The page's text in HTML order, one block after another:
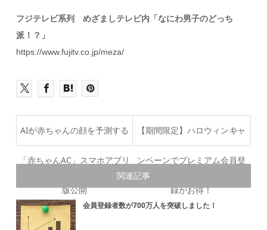
フジテレビ系列 めざましテレビ内「なにわ男子のどっち
派！？」
https://www.fujitv.co.jp/meza/
AIが赤ちゃんの顔を予測する
「赤ちゃんAC」スマホアプリ
版公開
【期間限定】ハロウィンキャ
ンペーンでプレミアム会員登
録がお得！
関連記事
会員登録者数が700万人を突破しました！